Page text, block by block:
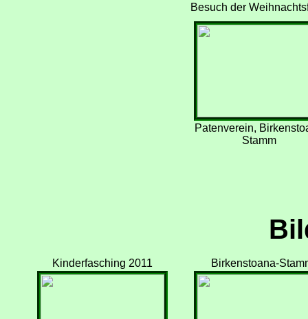
Besuch der
Patenverein,
Stamm
Kinderfasching 2011 Birkenstoana-